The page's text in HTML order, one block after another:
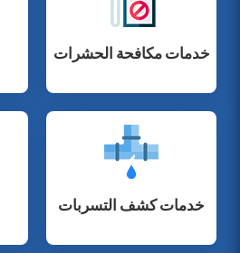
خدمات مكافحة الحشرات
خدمات كشف التسربات